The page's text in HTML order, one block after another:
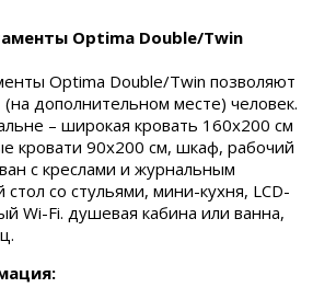
Optima Double/Twin
Optima Double/Twin позволяют
дополнительном месте) человек.
– широкая кровать 160х200 см
кровати 90х200 см, шкаф, рабочий
с креслами и журнальным
со стульями, мини-кухня, LCD-
Wi-Fi. душевая кабина или ванна,